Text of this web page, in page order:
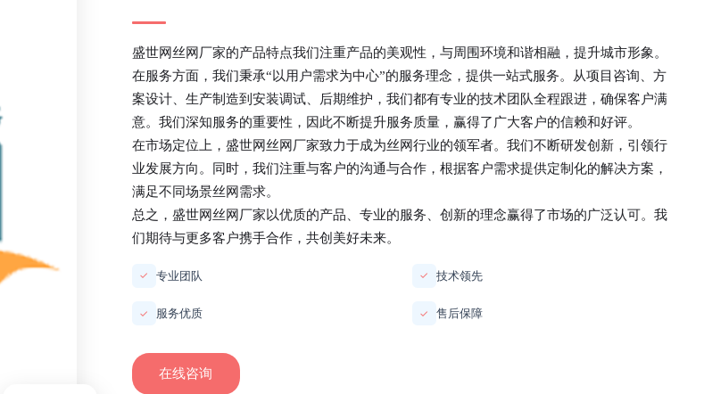
盛世网丝网厂家的产品特点我们注重产品的美观性，与周围环境和谐相融，提升城市形象。
在服务方面，我们秉承“以用户需求为中心”的服务理念，提供一站式服务。从项目咨询、方
案设计、生产制造到安装调试、后期维护，我们都有专业的技术团队全程跟进，确保客户满
意。我们深知服务的重要性，因此不断提升服务质量，赢得了广大客户的信赖和好评。
在市场定位上， 盛世网丝网厂家致力于成为丝网行业的领军者。我们不断研发创新，引领行
业发展方向。同时，我们注重与客户的沟通与合作，根据客户需求提供定制化的解决方案，
满足不同场景丝网需求。
总之， 盛世网丝网厂家以优质的产品、专业的服务、创新的理念赢得了市场的广泛认可。我
们期待与更多客户携手合作，共创美好未来。
✓ 专业团队 ✓ 技术领先
✓ 服务优质 ✓ 售后保障
在线咨询